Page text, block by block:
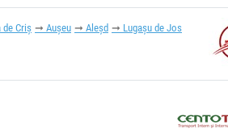
de Criș Aușeu Aleșd
Lugașu de Jos